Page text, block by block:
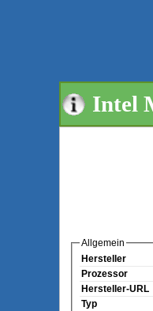
Intel
Allgemein
Hersteller
Prozessor
Hersteller-URL
Typ